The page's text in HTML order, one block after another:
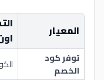
المعيار
توفر كود
الخصم